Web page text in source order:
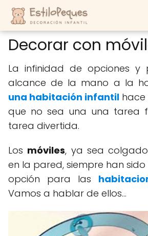
Decorar con
La infinidad de opciones y
alcance de la mano a la
una habitación infantil hace
que no sea una una tarea
tarea divertida.
Los móviles, ya sea
en la pared, siempre han
opción para las
Vamos a hablar de ellos...